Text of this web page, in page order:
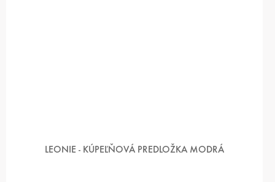
LEONIE - KÚPEĽŇOVÁ PREDLOŽKA MODRÁ